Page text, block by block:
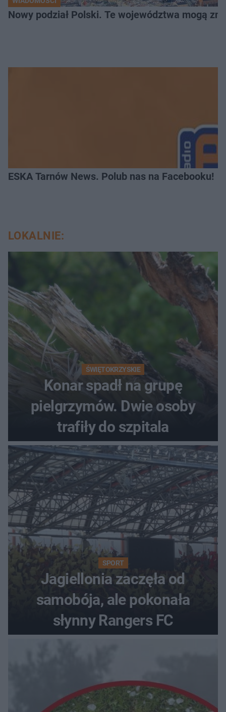
Nowy podział Polski. Te województwa mogą
ESKA Tarnów News. Polub nas na Facebooku!
LOKALNIE:
ŚWIĘTOKRZYSKIE
Konar spadł na grupę
pielgrzymów. Dwie osoby
trafiły do szpitala
SPORT
Jagiellonia zaczęła od
samobója, ale pokonała
słynny Rangers FC